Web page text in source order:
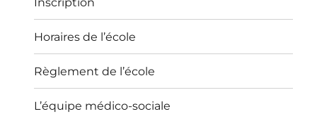
Horaires de l’école
Règlement de l’école
L’équipe médico-sociale